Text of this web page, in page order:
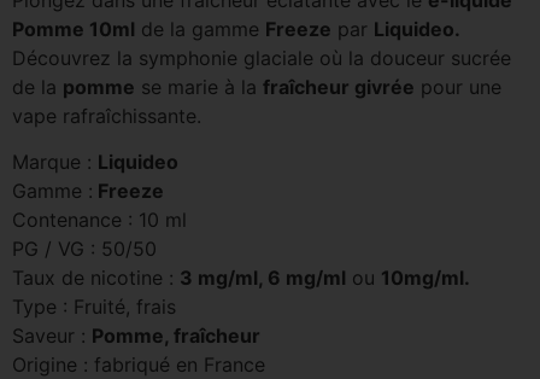
Pomme 10ml de la gamme Freeze par Liquideo.
Découvrez la symphonie glaciale où la douceur sucrée
de la pomme se marie à la fraîcheur givrée pour une
vape rafraîchissante.
Marque : Liquideo
Gamme : Freeze
Contenance : 10 ml
PG / VG : 50/50
Taux de nicotine : 3 mg/ml, 6 mg/ml ou 10mg/ml.
Type : Fruité, frais
Saveur : Pomme, fraîcheur
Origine : fabriqué en France